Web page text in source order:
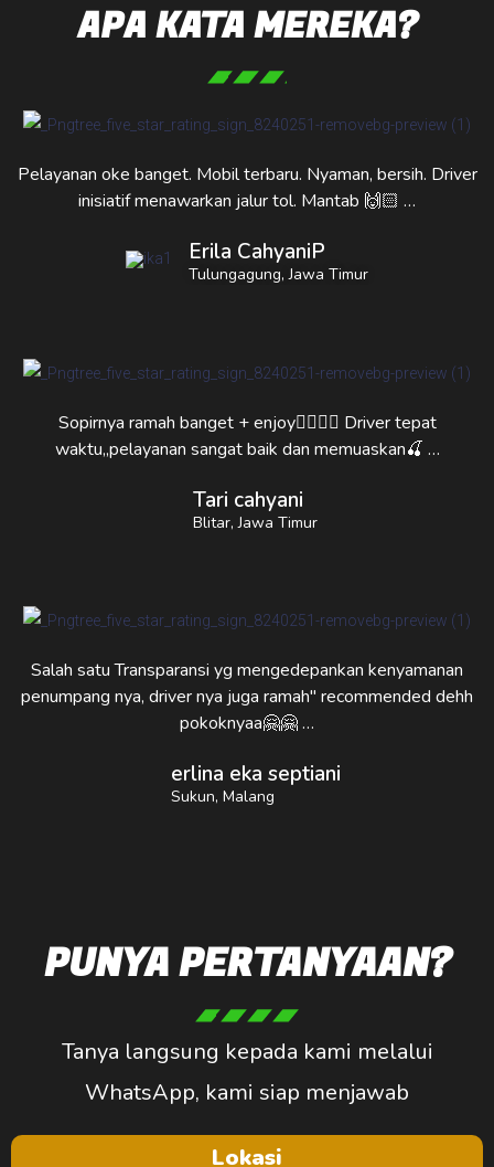
APA KATA MEREKA?
Pelayanan oke banget. Mobil terbaru. Nyaman, bersih. Driver
inisiatif menawarkan jalur tol. Mantab 🙌🏻 …
Erila CahyaniP
Tulungagung, Jawa Timur
Sopirnya ramah banget + enjoy👍🏻👍🏻 Driver tepat
waktu,,pelayanan sangat baik dan memuaskan🍒 …
Tari cahyani
Blitar, Jawa Timur
Salah satu Transparansi yg mengedepankan kenyamanan
penumpang nya, driver nya juga ramah" recommended dehh
pokoknyaa🤗🤗 …
erlina eka septiani
Sukun, Malang
PUNYA PERTANYAAN?
Tanya langsung kepada kami melalui
WhatsApp, kami siap menjawab
Lokasi